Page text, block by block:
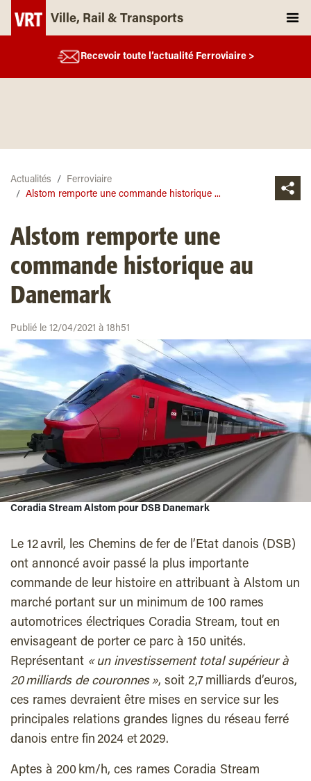
Ville, Rail & Transports
Recevoir toute l’actualité Ferroviaire >
Actualités
Ferroviaire
Alstom remporte une commande historique ...
Alstom remporte une
commande historique au
Danemark
Publié le 12/04/2021 à 18h51
Coradia Stream Alstom pour DSB Danemark
Le 12 avril, les Chemins de fer de l’Etat danois (DSB)
ont annoncé avoir passé la plus importante
commande de leur histoire en attribuant à Alstom un
marché portant sur un minimum de 100 rames
automotrices électriques Coradia Stream, tout en
envisageant de porter ce parc à 150 unités.
Représentant « un investissement total supérieur à
20 milliards de couronnes », soit 2,7 milliards d’euros,
ces rames devraient être mises en service sur les
principales relations grandes lignes du réseau ferré
danois entre fin 2024 et 2029.
Aptes à 200 km/h, ces rames Coradia Stream